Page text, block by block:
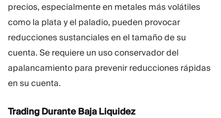
precios, especialmente en metales más volátiles
como la plata y el paladio, pueden provocar
reducciones sustanciales en el tamaño de su
cuenta. Se requiere un uso conservador del
apalancamiento para prevenir reducciones rápidas
en su cuenta.
Trading Durante Baja Liquidez